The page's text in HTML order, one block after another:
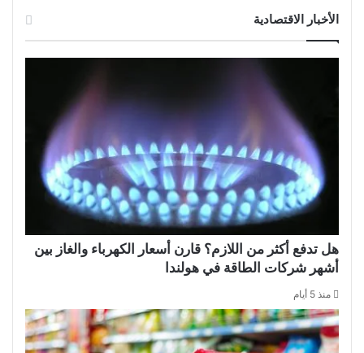
الأخبار الاقتصادية
هل تدفع أكثر من اللازم؟ قارن أسعار الكهرباء والغاز بين
أشهر شركات الطاقة في هولندا
منذ 5 أيام